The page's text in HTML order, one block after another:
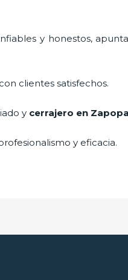
y honestos,
clientes satisfechos.
y cerrajero en
y eficacia.